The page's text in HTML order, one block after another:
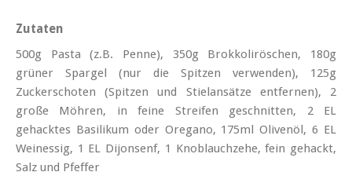
Zutaten
500g Pasta (z.B. Penne), 350g Brokkoliröschen, 180g
grüner Spargel (nur die Spitzen verwenden), 125g
Zuckerschoten (Spitzen und Stielansätze entfernen), 2
große Möhren, in feine Streifen geschnitten, 2 EL
gehacktes Basilikum oder Oregano, 175ml Olivenöl, 6 EL
Weinessig, 1 EL Dijonsenf, 1 Knoblauchzehe, fein gehackt,
Salz und Pfeffer